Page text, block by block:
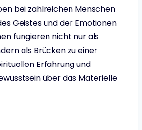
bei zahlreichen Menschen
Geistes und der Emotionen
fungieren nicht nur als
als Brücken zu einer
Erfahrung und
über das Materielle